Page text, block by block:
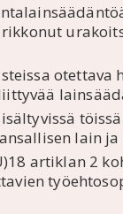
lain
artiklan 2